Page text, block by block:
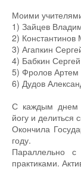
Моими
1) Зайцев
2)
3) Агапкин
4) Бабкин
5) Фролов
6) Дудов
С каждым днем
йогу и
Окончила
году.
Параллельно
практиками.